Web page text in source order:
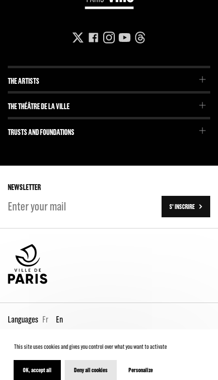
THE ARTISTS
The Troupe
THE THÉÂTRE DE LA VILLE
Our project
Emmanuel Demarcy-Mota
Our history
TRUSTS AND FOUNDATIONS
NEWSLETTER
S' INSCRIRE
Languages Fr En
Pro page Contact us Legal
Terms and conditions
Spectator Charter
This site uses cookies and gives you control over what you want to activate
OK, accept all Deny all cookies Personalize